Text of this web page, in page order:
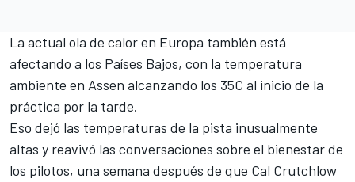
La actual ola de calor en Europa también está
afectando a los Países Bajos, con la temperatura
ambiente en Assen alcanzando los 35C al inicio de la
práctica por la tarde.
Eso dejó las temperaturas de la pista inusualmente
altas y reavivó las conversaciones sobre el bienestar de
los pilotos, una semana después de que Cal Crutchlow